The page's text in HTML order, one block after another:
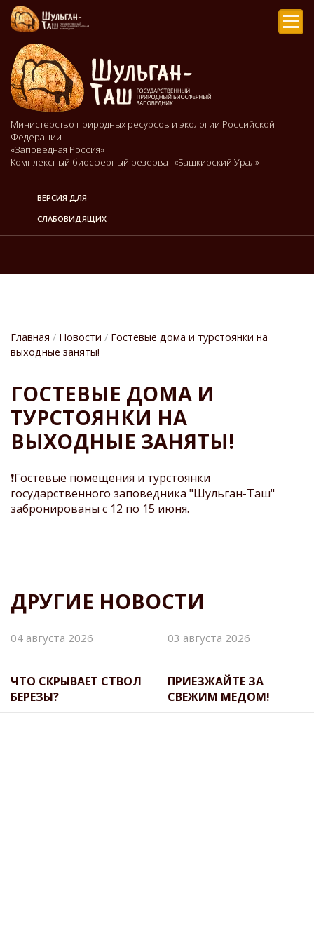
Министерство природных ресурсов и экологии Российской
Федерации
«Заповедная Россия»
Комплексный биосферный резерват «Башкирский Урал»
ВЕРСИЯ ДЛЯ
СЛАБОВИДЯЩИХ
НАВИГАЦИИ
Главная Новости
Гостевые дома и турстоянки на
выходные заняты!
ГОСТЕВЫЕ ДОМА И
ТУРСТОЯНКИ НА
ВЫХОДНЫЕ ЗАНЯТЫ!
❗Гостевые помещения и турстоянки
государственного заповедника "Шульган-Таш"
забронированы с 12 по 15 июня.
ДРУГИЕ НОВОСТИ
04 августа 2026
ЧТО СКРЫВАЕТ СТВОЛ
БЕРЕЗЫ?
03 августа 2026
ПРИЕЗЖАЙТЕ ЗА
СВЕЖИМ МЕДОМ!